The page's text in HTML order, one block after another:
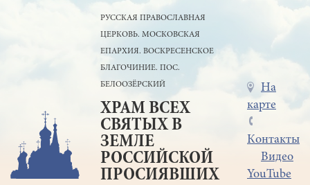
РУССКАЯ ПРАВОСЛАВНАЯ
ЦЕРКОВЬ. МОСКОВСКАЯ
ЕПАРХИЯ. ВОСКРЕСЕНСКОЕ
БЛАГОЧИНИЕ. ПОС.
БЕЛООЗЁРСКИЙ
ХРАМ ВСЕХ
СВЯТЫХ В
ЗЕМЛЕ
РОССИЙСКОЙ
ПРОСИЯВШИХ
Меню
в
шапке
На
карте
Контакты
Видео
YouTube